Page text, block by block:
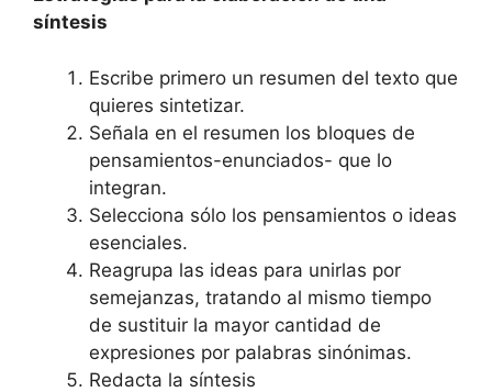
síntesis
Escribe primero un resumen del texto que
quieres sintetizar.
Señala en el resumen los bloques de
pensamientos-enunciados- que lo
integran.
Selecciona sólo los pensamientos o ideas
esenciales.
Reagrupa las ideas para unirlas por
semejanzas, tratando al mismo tiempo
de sustituir la mayor cantidad de
expresiones por palabras sinónimas.
Redacta la síntesis